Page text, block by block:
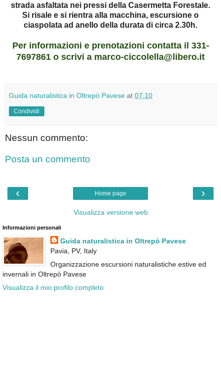
strada asfaltata nei pressi della Casermetta Forestale.
Si risale e si rientra alla macchina, escursione o
ciaspolata ad anello della durata di circa 2.30h.
Per informazioni e prenotazioni contatta il 331-
7697861 o scrivi a marco-ciccolella@libero.it
Guida naturalistica in Oltrepò Pavese at 07:10
Condividi
Nessun commento:
Posta un commento
‹ ›
Home page
Visualizza versione web
Informazioni personali
Guida naturalistica in Oltrepò Pavese
Pavia, PV, Italy
Organizzazione escursioni naturalistiche estive ed
invernali in Oltrepò Pavese
Visualizza il mio profilo completo